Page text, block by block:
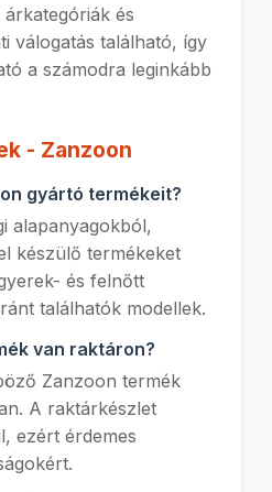
és
válogatás található, így
a számodra leginkább
- Zanzoon
gyártó termékeit?
alapanyagokból,
készülő termékeket
és felnőtt
találhatók modellek.
van raktáron?
Zanzoon termék
A raktárkészlet
ezért érdemes